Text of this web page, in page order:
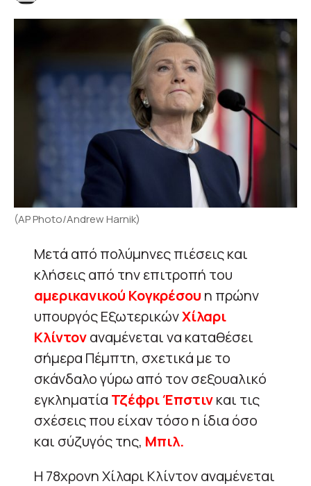
(AP Photo/Andrew Harnik)
Μετά από πολύμηνες πιέσεις και
κλήσεις από την επιτροπή του
αμερικανικού Κογκρέσου η πρώην
υπουργός ΕξωτερικώνΧίλαρι
Κλίντοναναμένεται να καταθέσει
σήμερα Πέμπτη, σχετικά με το
σκάνδαλο γύρω από τον σεξουαλικό
εγκληματία Τζέφρι Έπστινκαι τις
σχέσεις που είχαν τόσο η ίδια όσο
και σύζυγός της, Μπιλ.
Η 78χρονη Χίλαρι Κλίντον αναμένεται